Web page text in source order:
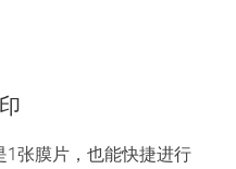
1张膜片，也能快捷进行